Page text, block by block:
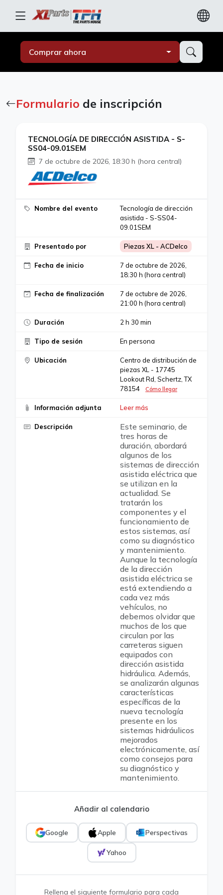
Comprar ahora
Formulario de inscripción
TECNOLOGÍA DE DIRECCIÓN ASISTIDA - S-
SS04-09.01SEM
7 de octubre de 2026, 18:30 h (hora central)
Nombre del evento
Tecnología de dirección
asistida - S-SS04-
09.01SEM
Presentado por Piezas XL - ACDelco
Fecha de inicio
7 de octubre de 2026,
18:30 h (hora central)
Fecha de finalización
7 de octubre de 2026,
21:00 h (hora central)
Duración 2 h 30 min
Tipo de sesión En persona
Ubicación
Centro de distribución de
piezas XL - 17745
Lookout Rd, Schertz, TX
78154
Cómo llegar
Información adjunta Leer más
Descripción
Este seminario, de
tres horas de
duración, abordará
algunos de los
sistemas de dirección
asistida eléctrica que
se utilizan en la
actualidad. Se
tratarán los
componentes y el
funcionamiento de
estos sistemas, así
como su diagnóstico
y mantenimiento.
Aunque la tecnología
de la dirección
asistida eléctrica se
está extendiendo a
cada vez más
vehículos, no
debemos olvidar que
muchos de los que
circulan por las
carreteras siguen
equipados con
dirección asistida
hidráulica. Además,
se analizarán algunas
características
específicas de la
nueva tecnología
presente en los
sistemas hidráulicos
mejorados
electrónicamente, así
como consejos para
su diagnóstico y
mantenimiento.
Añadir al calendario
Google Apple Perspectivas
Yahoo
Rellena el siguiente formulario para cada